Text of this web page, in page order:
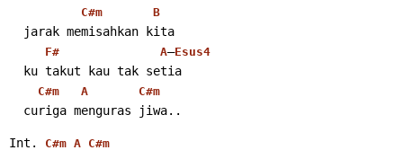
C#m B
jarak memisahkan kita
F# A–Esus4
ku takut kau tak setia
C#m A C#m
curiga menguras jiwa..
Int. C#m A C#m